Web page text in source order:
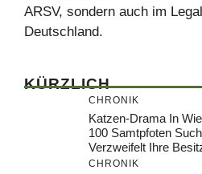
ARSV, sondern auch im
Deutschland.
KÜRZLICH
CHRONIK
Katzen-Drama In
100 Samtpfoten
Verzweifelt Ihre
CHRONIK